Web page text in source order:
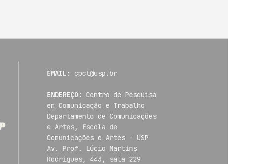
EMAIL: cpct@usp.br
ENDEREÇO:
Centro de Pesquisa
em Comunicação e Trabalho
Departamento de Comunicações
e Artes, Escola de
Comunicações e Artes - USP
Av. Prof. Lúcio Martins
Rodrigues, 443, sala 229